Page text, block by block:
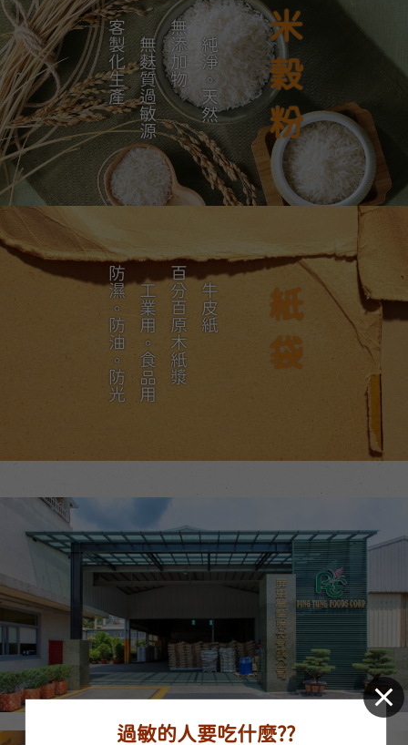
過敏的人要吃什麼??
米穀粉
純淨。天然
無添加物
無麩質過敏源
客製化生產
紙袋
牛皮紙
百分百原木紙漿
工業用。食品用
防濕。防油。防光